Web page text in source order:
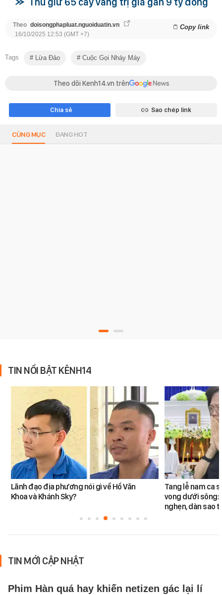
Theo doisongphapluat.nguoiduatin.vn Copy link
16/10/2025 12:53 (GMT +7)
Tags Lừa Đảo Cuộc Gọi Nháy Máy
Theo dõi Kenh14.vn trên
Chia sẻ Sao chép link
CÙNG MỤC ĐANG HOT
TIN NỔI BẬT KÊNH14
Lãnh đạo địa phương nói gì về Hồ Văn
Khoa và Khánh Sky?
Tang lễ nam ca
vong dưới sông:
nghẹn, dàn sao
TIN MỚI CẬP NHẬT
Phim Hàn quá hay khiến netizen gác lại lí